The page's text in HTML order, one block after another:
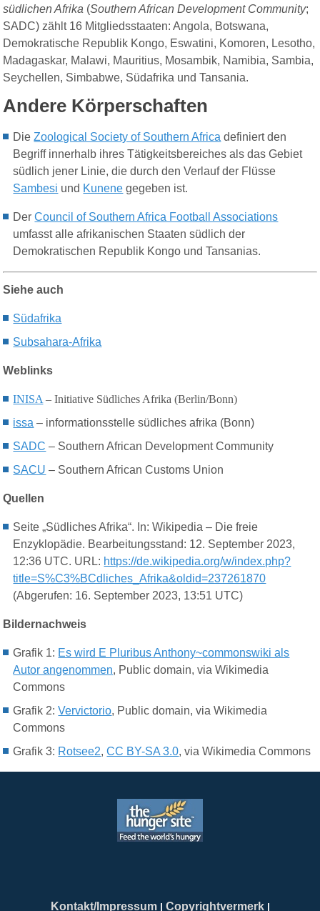
südlichen Afrika (Southern African Development Community;
SADC) zählt 16 Mitgliedsstaaten: Angola, Botswana,
Demokratische Republik Kongo, Eswatini, Komoren, Lesotho,
Madagaskar, Malawi, Mauritius, Mosambik, Namibia, Sambia,
Seychellen, Simbabwe, Südafrika und Tansania.
Andere Körperschaften
DieZoological Society of Southern Africa definiert den
Begriff innerhalb ihres Tätigkeitsbereiches als das Gebiet
südlich jener Linie, die durch den Verlauf der Flüsse
Sambesi und Kunene gegeben ist.
DerCouncil of Southern Africa Football Associations
umfasst alle afrikanischen Staaten südlich der
Demokratischen Republik Kongo und Tansanias.
Siehe auch
Südafrika
Subsahara-Afrika
Weblinks
INISA – Initiative Südliches Afrika (Berlin/Bonn)
issa – informationsstelle südliches afrika (Bonn)
SADC – Southern African Development Community
SACU – Southern African Customs Union
Quellen
Seite „Südliches Afrika“. In: Wikipedia – Die freie
Enzyklopädie. Bearbeitungsstand: 12. September 2023,
12:36 UTC. URL: https://de.wikipedia.org/w/index.php?
title=S%C3%BCdliches_Afrika&oldid=237261870
(Abgerufen: 16. September 2023, 13:51 UTC)
Bildernachweis
Grafik 1: Es wird E Pluribus Anthony~commonswiki als
Autor angenommen, Public domain, via Wikimedia
Commons
Grafik 2:Vervictorio, Public domain, via Wikimedia
Commons
Grafik 3: Rotsee2,CC BY-SA 3.0, via Wikimedia Commons
Kontakt/Impressum| Copyrightvermerk|